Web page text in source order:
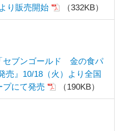
り販売開始
（332KB）
セブンゴールド 金の食パ
売』10/18（火）より全国
プにて発売
（190KB）